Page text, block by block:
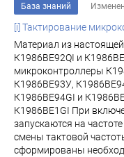
База знаний
[i] Тактирование
Материал из
К1986ВЕ92QI и
микроконтроллеры
К1986ВЕ93У,
К1986ВЕ94GI и
К1986ВЕ1GI При
запускаются на
смены тактовой
сформированы